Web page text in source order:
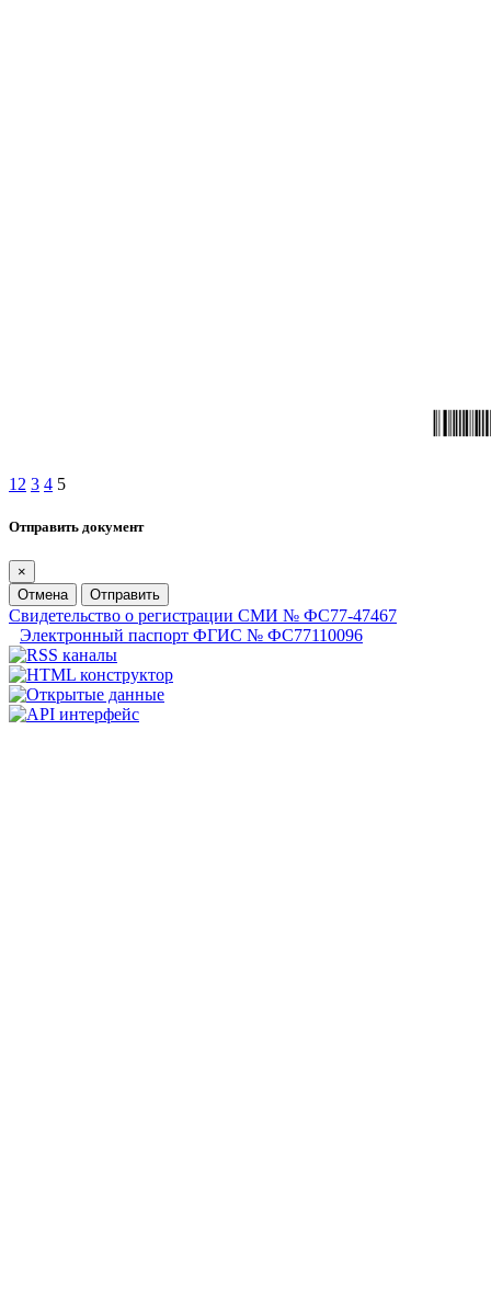
1 2 3 4 5
Отправить документ
×
Отмена
Отправить
Свидетельство о регистрации СМИ № ФС77-47467
Электронный паспорт ФГИС № ФС77110096